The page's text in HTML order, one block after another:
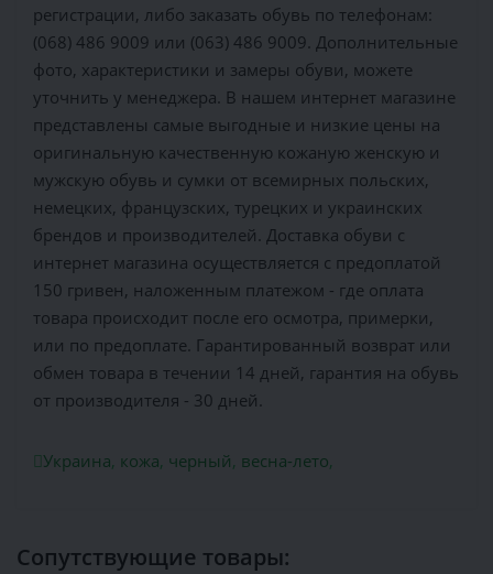
регистрации, либо заказать обувь по телефонам:
(068) 486 9009 или (063) 486 9009. Дополнительные
фото, характеристики и замеры обуви, можете
уточнить у менеджера. В нашем интернет магазине
представлены самые выгодные и низкие цены на
оригинальную качественную кожаную женскую и
мужскую обувь и сумки от всемирных польских,
немецких, французских, турецких и украинских
брендов и производителей. Доставка обуви с
интернет магазина осуществляется c предоплатой
150 гривен, наложенным платежом - где оплата
товара происходит после его осмотра, примерки,
или по предоплате. Гарантированный возврат или
обмен товара в течении 14 дней, гарантия на обувь
от производителя - 30 дней.
Украина, кожа, черный, весна-лето,
Сопутствующие товары: